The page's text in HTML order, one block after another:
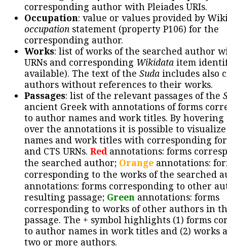
corresponding author with Pleiades URIs.
Occupation: value or values provided by
occupation statement (property P106) for the
corresponding author.
Works: list of works of the searched author
URNs and corresponding Wikidata item
available). The text of the Suda includes also
authors without references to their works.
Passages: list of the relevant passages of the
ancient Greek with annotations of forms
to author names and work titles. By hovering
over the annotations it is possible to
names and work titles with corresponding
and CTS URNs. Redannotations: forms
the searched author; Orange annotations:
corresponding to the works of the searched
annotations: forms corresponding to other
resulting passage; Green annotations: forms
corresponding to works of other authors in
passage. The + symbol highlights (1) forms
to author names in work titles and (2) works
two or more authors.